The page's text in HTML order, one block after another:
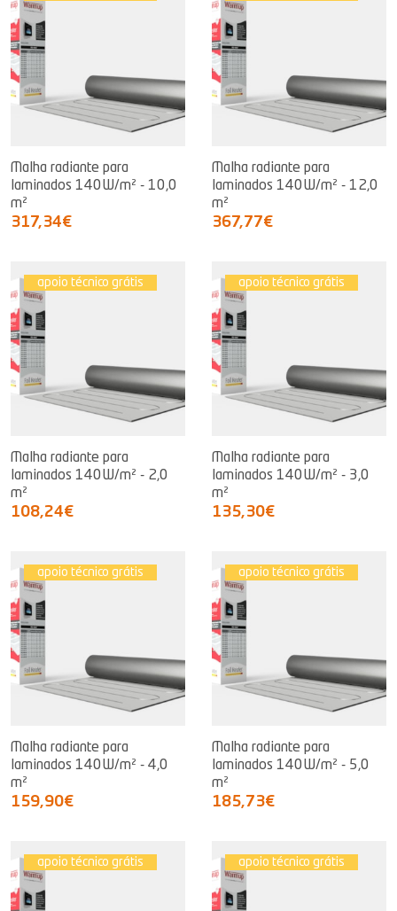
Malha radiante para
laminados 140W/m² - 10,0
m²
317,34€
Malha radiante para
laminados 140W/m² - 12,0
m²
367,77€
apoio técnico grátis
Malha radiante para
laminados 140W/m² - 2,0
m²
108,24€
apoio técnico grátis
Malha radiante para
laminados 140W/m² - 3,0
m²
135,30€
apoio técnico grátis
Malha radiante para
laminados 140W/m² - 4,0
m²
159,90€
apoio técnico grátis
Malha radiante para
laminados 140W/m² - 5,0
m²
185,73€
apoio técnico grátis apoio técnico grátis